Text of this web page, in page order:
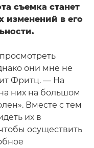
съемка станет
изменений в его
они мне не
Фритц. — На
них на большом
Вместе с тем
их в
осуществить